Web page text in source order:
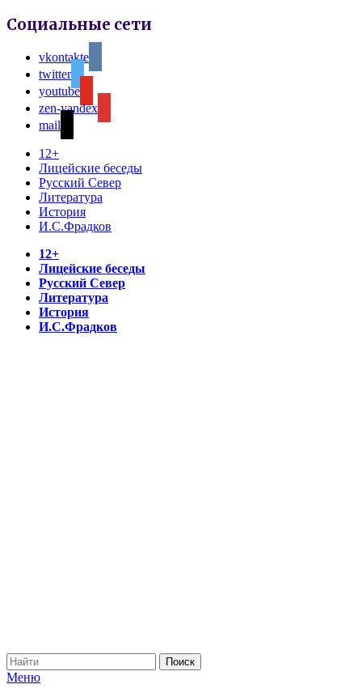
Социальные сети
vkontakte
twitter
youtube
zen-yandex
mail
12+
Лицейские беседы
Русский Север
Литература
История
И.С.Фрадков
12+
Лицейские беседы
Русский Север
Литература
История
И.С.Фрадков
Меню